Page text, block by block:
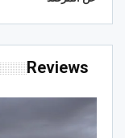
Reviews